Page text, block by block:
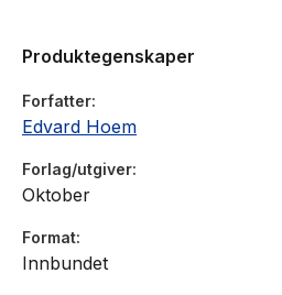
Produktegenskaper
Forfatter
Edvard Hoem
Forlag/utgiver
Oktober
Format
Innbundet